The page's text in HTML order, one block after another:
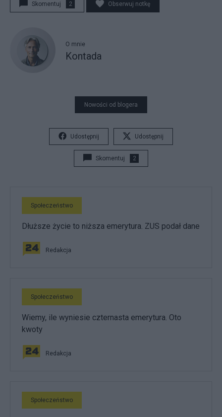
Skomentuj 2 Obserwuj notkę
O mnie
Kontada
Nowości od blogera
Udostępnij Udostępnij
Skomentuj 2
Społeczeństwo
Dłuższe życie to niższa emerytura. ZUS podał dane
Redakcja
Społeczeństwo
Wiemy, ile wyniesie czternasta emerytura. Oto
kwoty
Redakcja
Społeczeństwo